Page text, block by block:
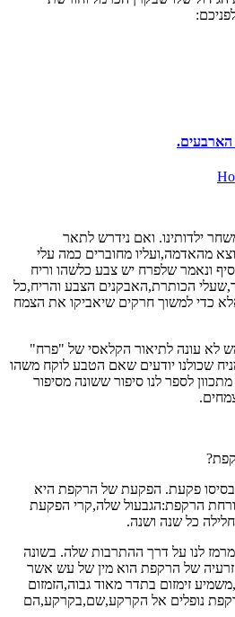
הארבעים.
ילדותינו. ואם נידרש לתאר
מהאדמה,ועליו מחוברים כמה עלי
ונאמר שלפרח יש צבע כלשהו וריח
הכותרת,האבקנים הצבע והריח,כל
כדי למשוך חרקים שיאביקו את הצמח
לא עונה לתיאור הקלאסי של "פרח"
שכולנו יודעים שאם הטבע לוקח משהו
לספר לנו סיפור ששונה מסיפור
פקעת. הפקעת של הרקפת היא
הרקפת:הגבעול שלה,קרי הפקעת
כל שנה ושנה.
לנו על דרך ההתרבות שלה. בשונה
של הרקפת הוא מין של עש אשר
זימזום בתדר מאוד גבוה,הזמזום
נופלים אל הקרקע,שם,בקרקע,הם